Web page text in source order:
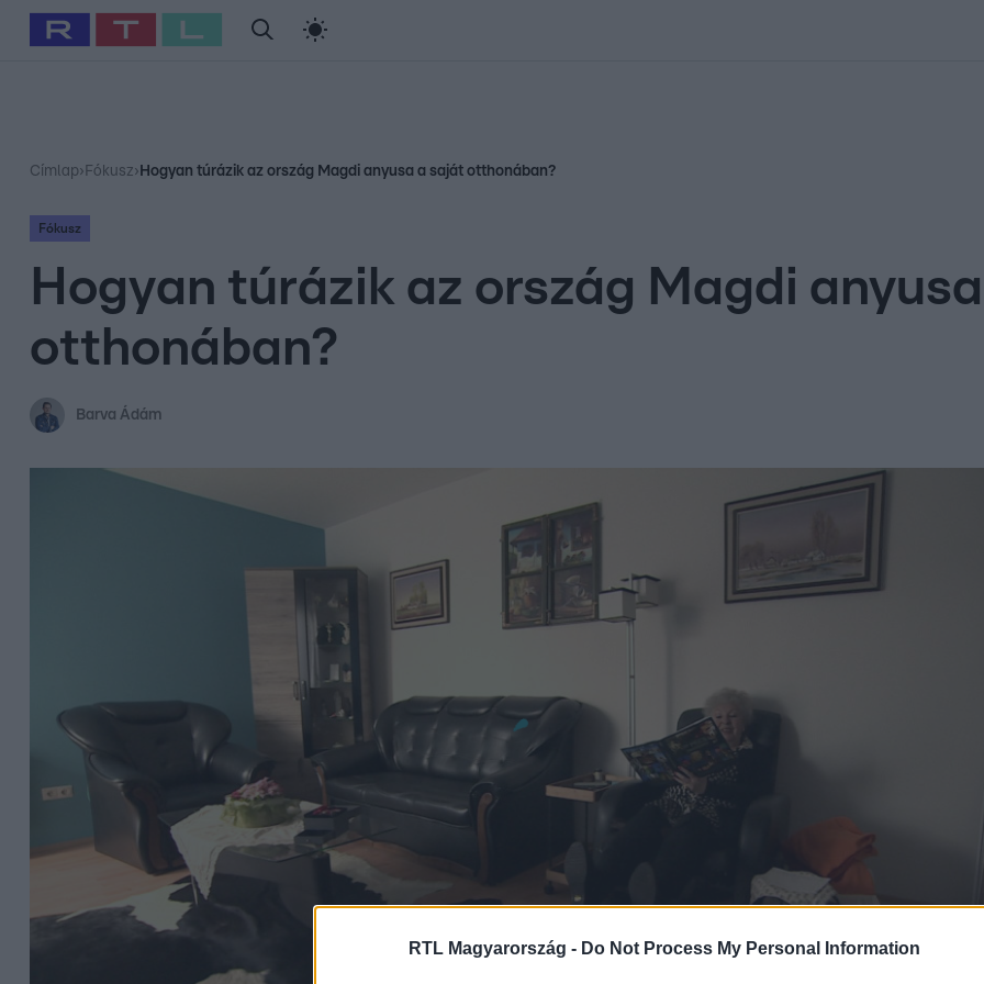
RTL Magyarország - Do Not Process My Personal Information
Babits Marcella Szellő István Most Wanted
Címlap› Fókusz› Hogyan túrázik az ország Magdi anyusa a saját otthonában?
Fókusz
Hogyan túrázik az ország Magdi
otthonában?
Barva Ádám